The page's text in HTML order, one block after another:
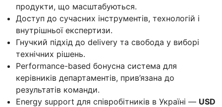
продукти, що масштабуються.
Доступ до сучасних інструментів, технологій і
внутрішньої експертизи.
Гнучкий підхід до delivery та свобода у виборі
технічних рішень.
Performance-based бонусна система для
керівників департаментів, прив’язана до
результатів команди.
Energy support для співробітників в Україні — USD